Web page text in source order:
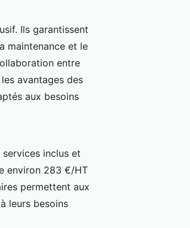
Ils garantissent
maintenance et le
entre
avantages des
aux besoins
inclus et
environ 283 €/HT
permettent aux
leurs besoins